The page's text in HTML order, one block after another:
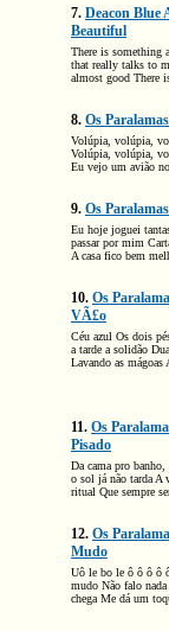
7. Deacon Blue
Beautiful
There is something
that really talks to
almost good There
8. Os
Volúpia, volúpia,
Volúpia, volúpia,
Eu vejo um avião no
9. Os
Eu hoje joguei
passar por mim
A casa fico bem
10. Os
VÃ£o
Céu azul Os dois
a tarde a solidão
Lavando as mágoas
11. Os
Pisado
Da cama pro banho,
o sol já não tarda A
ritual Que sempre
12. Os
Mudo
Uô le bo le ô ô ô ô
mudo Não falo
chega Me dá um